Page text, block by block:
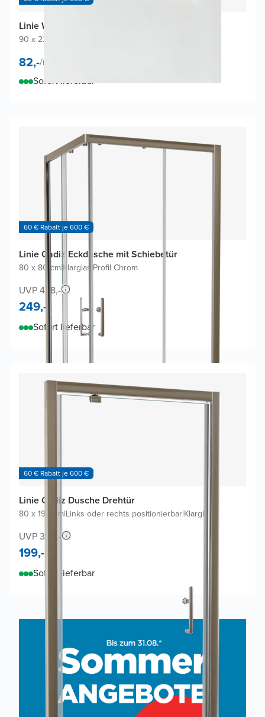
Linie Wall Duschrückwand
90 x 220 cm
82,-/m²
Sofort lieferbar
60 € Rabatt je 600 €
Linie Cadiz Eckdusche mit Schiebetür
80 x 80 cm|Klarglas Profil Chrom
UVP 438,-
249,-
Sofort lieferbar
60 € Rabatt je 600 €
Linie Cadiz Dusche Drehtür
80 x 190 cm|Links oder rechts positionierbar|Klarglas
UVP 390,-
199,-
Sofort lieferbar